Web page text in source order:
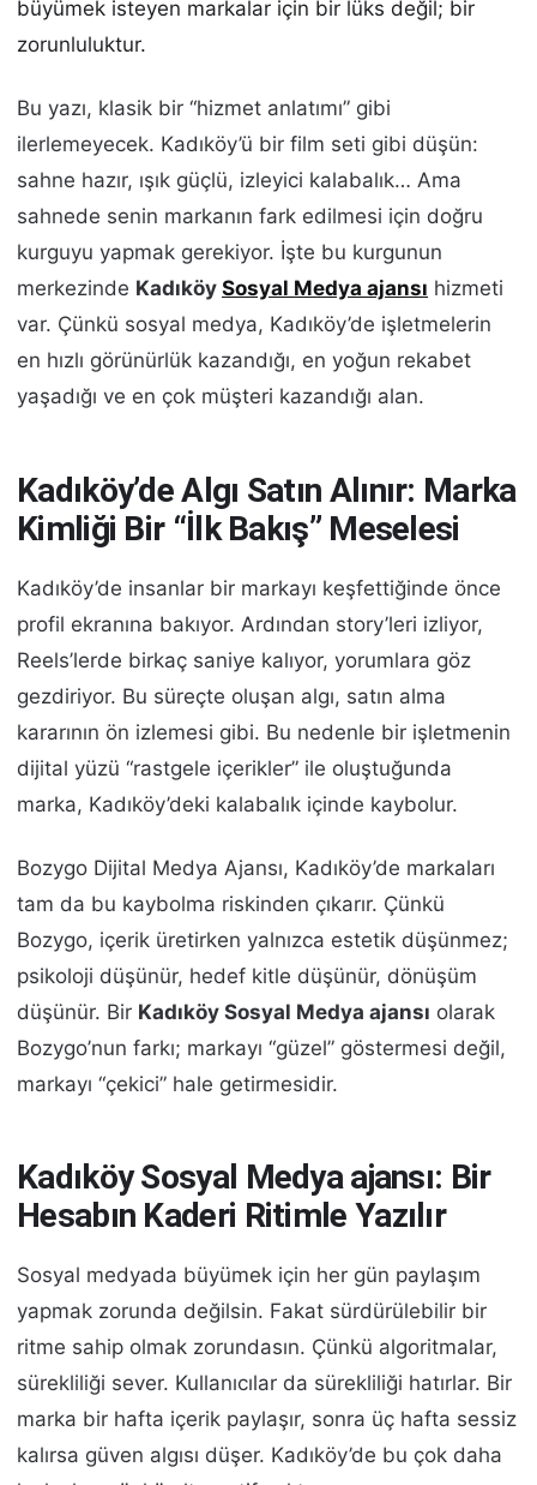
büyümek isteyen markalar için bir lüks değil; bir
zorunluluktur.
Bu yazı, klasik bir “hizmet anlatımı” gibi
ilerlemeyecek. Kadıköy’ü bir film seti gibi düşün:
sahne hazır, ışık güçlü, izleyici kalabalık… Ama
sahnede senin markanın fark edilmesi için doğru
kurguyu yapmak gerekiyor. İşte bu kurgunun
merkezinde Kadıköy Sosyal Medya ajansı hizmeti
var. Çünkü sosyal medya, Kadıköy’de işletmelerin
en hızlı görünürlük kazandığı, en yoğun rekabet
yaşadığı ve en çok müşteri kazandığı alan.
Kadıköy’de Algı Satın Alınır: Marka
Kimliği Bir “İlk Bakış” Meselesi
Kadıköy’de insanlar bir markayı keşfettiğinde önce
profil ekranına bakıyor. Ardından story’leri izliyor,
Reels’lerde birkaç saniye kalıyor, yorumlara göz
gezdiriyor. Bu süreçte oluşan algı, satın alma
kararının ön izlemesi gibi. Bu nedenle bir işletmenin
dijital yüzü “rastgele içerikler” ile oluştuğunda
marka, Kadıköy’deki kalabalık içinde kaybolur.
Bozygo Dijital Medya Ajansı, Kadıköy’de markaları
tam da bu kaybolma riskinden çıkarır. Çünkü
Bozygo, içerik üretirken yalnızca estetik düşünmez;
psikoloji düşünür, hedef kitle düşünür, dönüşüm
düşünür. Bir Kadıköy Sosyal Medya ajansı olarak
Bozygo’nun farkı; markayı “güzel” göstermesi değil,
markayı “çekici” hale getirmesidir.
Kadıköy Sosyal Medya ajansı: Bir
Hesabın Kaderi Ritimle Yazılır
Sosyal medyada büyümek için her gün paylaşım
yapmak zorunda değilsin. Fakat sürdürülebilir bir
ritme sahip olmak zorundasın. Çünkü algoritmalar,
sürekliliği sever. Kullanıcılar da sürekliliği hatırlar. Bir
marka bir hafta içerik paylaşır, sonra üç hafta sessiz
kalırsa güven algısı düşer. Kadıköy’de bu çok daha